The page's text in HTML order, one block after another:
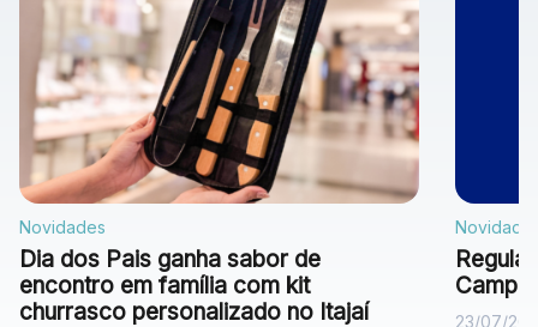
Novidades
Dia dos Pais ganha sabor de
encontro em família com kit
churrasco personalizado no Itajaí
23/07/